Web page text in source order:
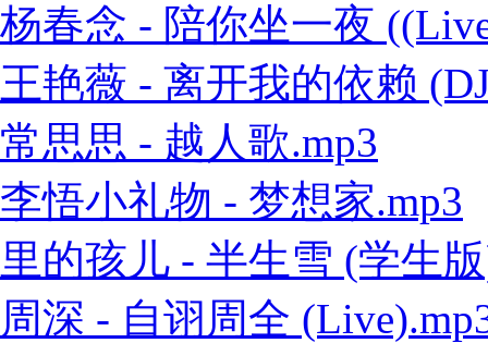
杨春念 - 陪你坐一夜
王艳薇 - 离开我的依赖
常思思 - 越人歌.mp3
李悟小礼物 - 梦想家.mp3
里的孩儿 - 半生雪 (学生
周深 - 自诩周全